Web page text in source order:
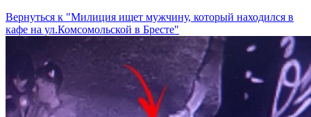
Вернуться к "Милиция ищет мужчину, который находился в
кафе на ул.Комсомольской в Бресте"